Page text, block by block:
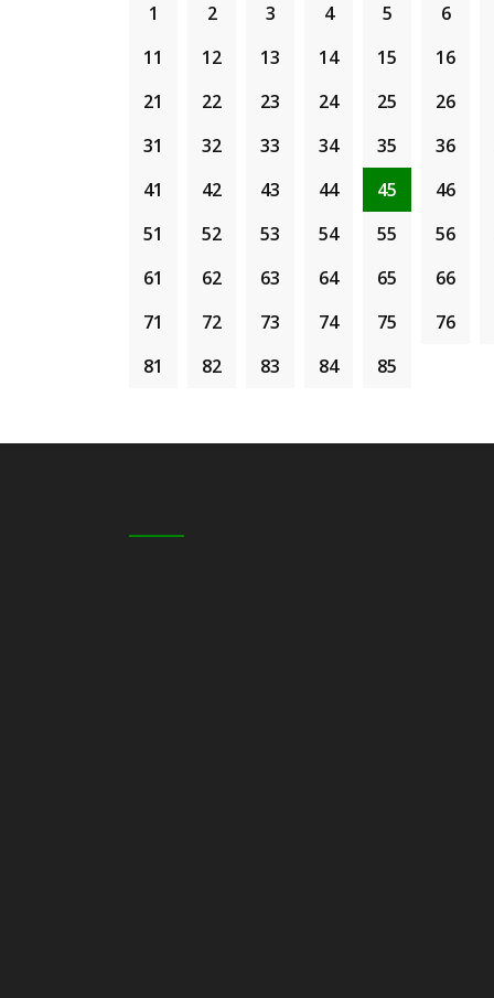
1 2 3 4 5 6
11
12 13 14 15 16
21
22 23 24 25 26
31
32 33 34 35 36
41
42 43 44 45 46
51
52 53 54 55 56
61
62 63 64 65 66
71
72 73 74 75 76
81
82 83 84 85